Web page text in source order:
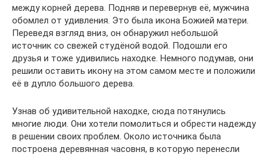
между корней дерева. Подняв и перевернув её, мужчина
обомлел от удивления. Это была икона Божией матери.
Переведя взгляд вниз, он обнаружил небольшой
источник со свежей студёной водой. Подошли его
друзья и тоже удивились находке. Немного подумав, они
решили оставить икону на этом самом месте и положили
её в дупло большого дерева.
Узнав об удивительной находке, сюда потянулись
многие люди. Они хотели помолиться и обрести надежду
в решении своих проблем. Около источника была
построена деревянная часовня, в которую перенесли